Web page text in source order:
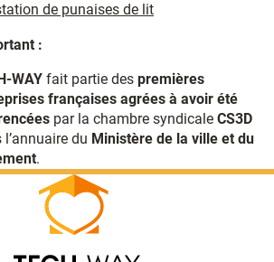
de punaises de lit
:
WAY fait partie des premières
françaises agrées à avoir été
par la chambre syndicale CS3D
l’annuaire du Ministère de la ville et du
.